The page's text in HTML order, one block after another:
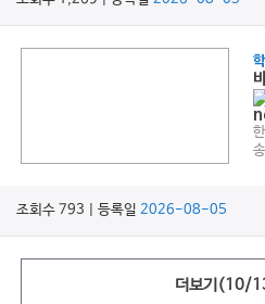
조회수 793 | 등록일 2026-08-05
더보기(10/